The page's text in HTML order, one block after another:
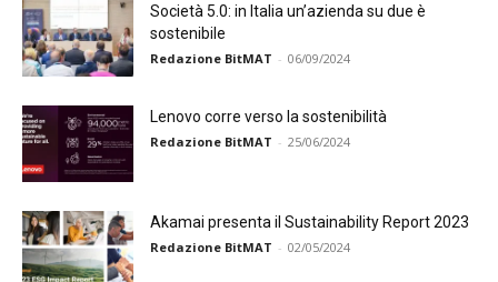
Società 5.0: in Italia un’azienda su due è
sostenibile
Redazione BitMAT - 06/09/2024
Lenovo corre verso la sostenibilità
Redazione BitMAT - 25/06/2024
Akamai presenta il Sustainability Report 2023
Redazione BitMAT - 02/05/2024